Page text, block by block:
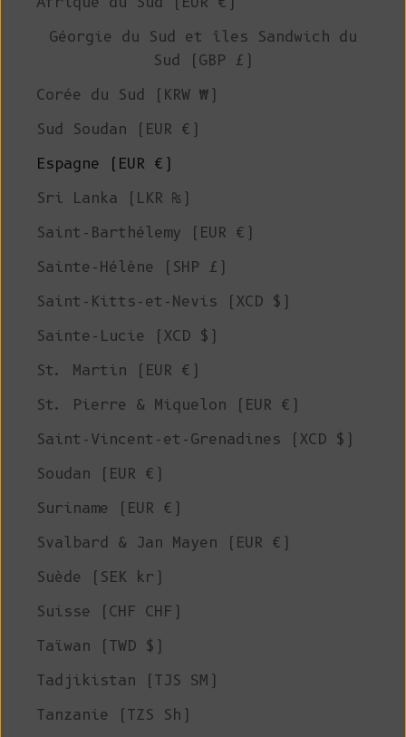
Géorgie du Sud et îles Sandwich du
Sud (GBP £)
Corée du Sud (KRW ₩)
Sud Soudan (EUR €)
Espagne (EUR €)
Sri Lanka (LKR ₨)
Saint-Barthélemy (EUR €)
Sainte-Hélène (SHP £)
Saint-Kitts-et-Nevis (XCD $)
Sainte-Lucie (XCD $)
St. Martin (EUR €)
St. Pierre & Miquelon (EUR €)
Saint-Vincent-et-Grenadines (XCD $)
Soudan (EUR €)
Suriname (EUR €)
Svalbard & Jan Mayen (EUR €)
Suède (SEK kr)
Suisse (CHF CHF)
Taïwan (TWD $)
Tadjikistan (TJS ЅМ)
Tanzanie (TZS Sh)